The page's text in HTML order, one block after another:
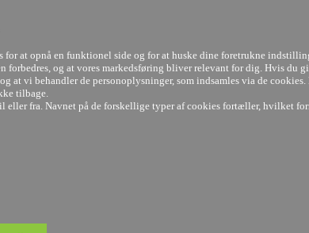
for at opnå en funktionel side og for at huske dine foretrukne
forbedres, og at vores markedsføring bliver relevant for dig. Hvis
at vi behandler de personoplysninger, som indsamles via de
tilbage.
eller fra. Navnet på de forskellige typer af cookies fortæller, hvilket